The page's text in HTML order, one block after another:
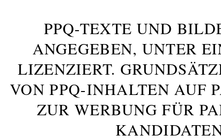
PPQ-TEXTE UND
ANGEGEBEN, UNTER
LIZENZIERT.
VON PPQ-INHALTEN AUF
ZUR WERBUNG FÜR